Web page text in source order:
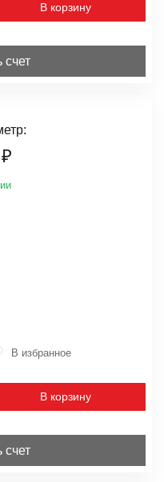
В корзину
счет
₽
В избранное
В корзину
счет